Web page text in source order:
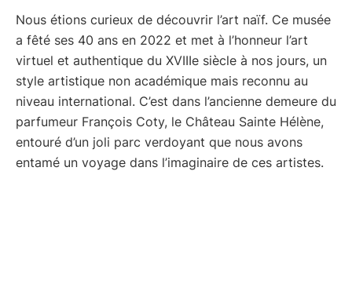
Nous étions curieux de découvrir l’art naïf. Ce musée
a fêté ses 40 ans en 2022 et met à l’honneur l’art
virtuel et authentique du XVIIIe siècle à nos jours, un
style artistique non académique mais reconnu au
niveau international. C’est dans l’ancienne demeure du
parfumeur François Coty, le Château Sainte Hélène,
entouré d’un joli parc verdoyant que nous avons
entamé un voyage dans l’imaginaire de ces artistes.